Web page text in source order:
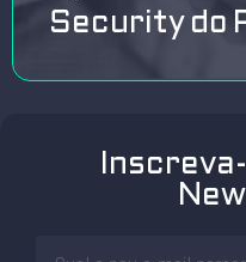
Security do